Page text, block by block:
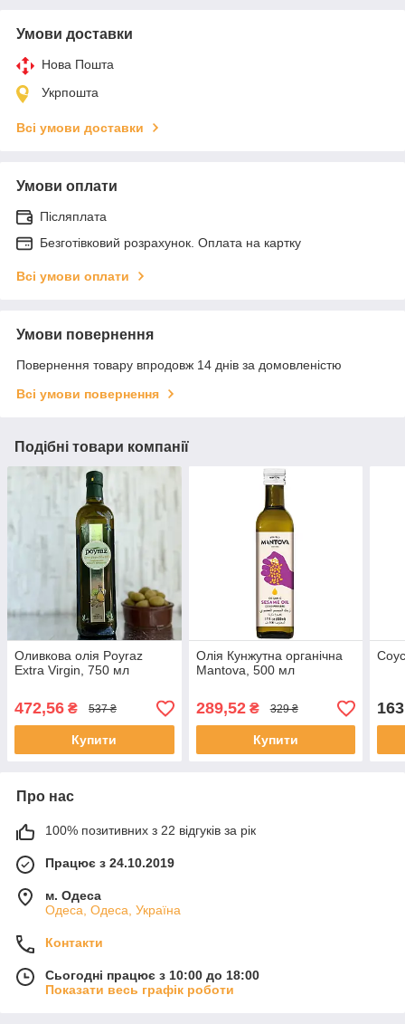
Умови доставки
Нова Пошта
Укрпошта
Всі умови доставки
Умови оплати
Післяплата
Безготівковий розрахунок. Оплата на картку
Всі умови оплати
Умови повернення
Повернення товару впродовж 14 днів за домовленістю
Всі умови повернення
Подібні товари компанії
Оливкова олія Poyraz
Extra Virgin, 750 мл
472,56 ₴ 537 ₴
Купити
Олія Кунжутна органічна
Mantova, 500 мл
289,52₴ 329 ₴
Купити
Про нас
100% позитивних з 22 відгуків за рік
Працює з 24.10.2019
м. Одеса
Одеса, Одеса, Україна
Контакти
Сьогодні працює з 10:00 до 18:00
Показати весь графік роботи